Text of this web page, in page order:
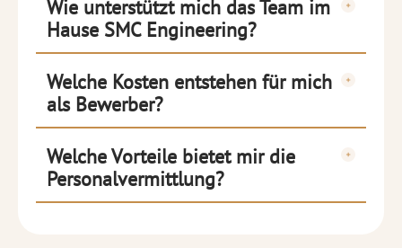
Wie unterstützt mich das Team im
Hause SMC Engineering?
Welche Kosten entstehen für mich
als Bewerber?
Welche Vorteile bietet mir die
Personalvermittlung?